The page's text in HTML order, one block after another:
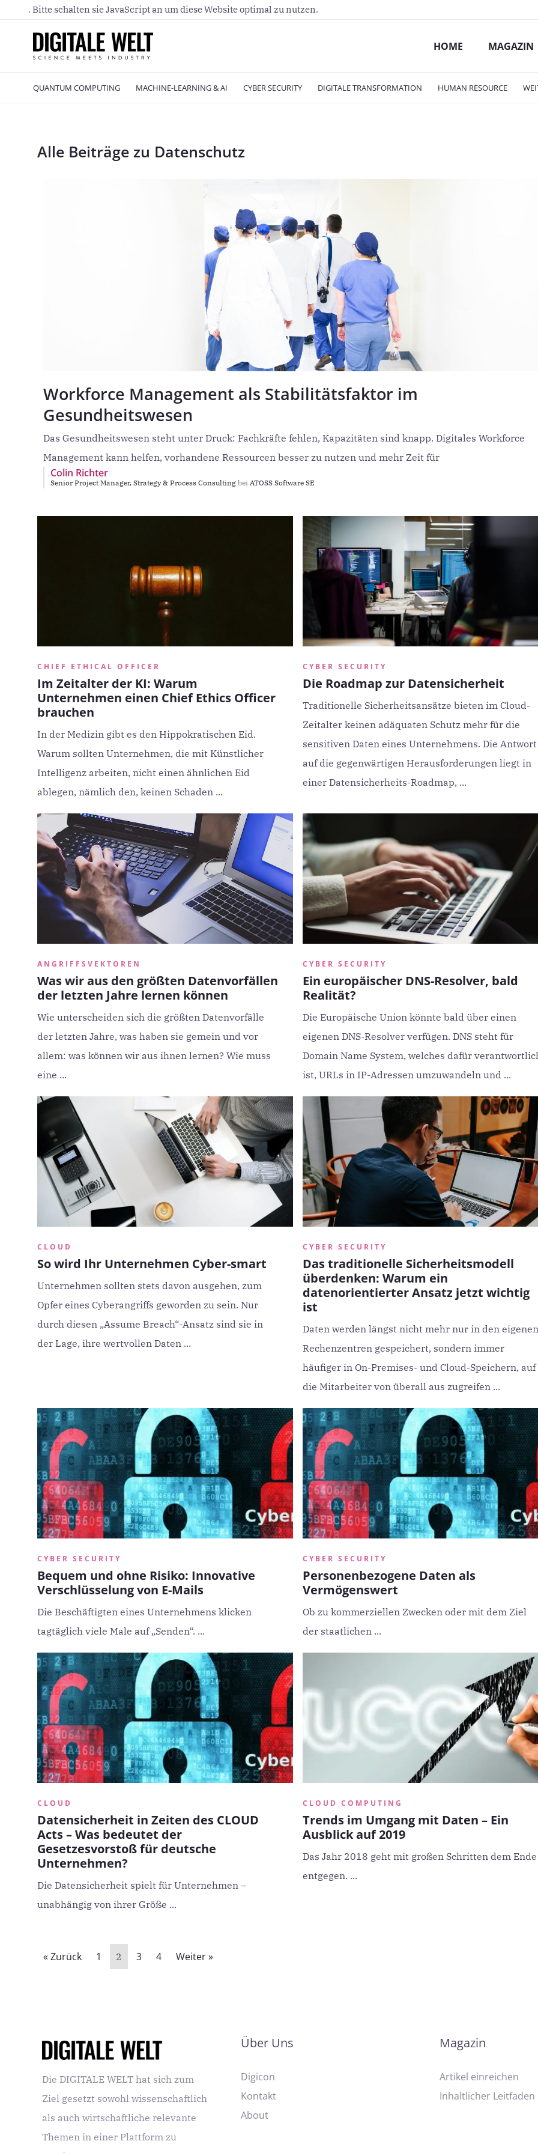
. Bitte schalten sie JavaScript an um diese Website optimal zu nutzen.
HOME MAGAZIN
QUANTUM COMPUTING MACHINE-LEARNING & AI CYBER SECURITY DIGITALE TRANSFORMATION HUMAN RESOURCE
Alle Beiträge zu Datenschutz
Workforce Management als Stabilitätsfaktor im
Gesundheitswesen
Das Gesundheitswesen steht unter Druck: Fachkräfte fehlen, Kapazitäten sind knapp. Digitales Workforce
Management kann helfen, vorhandene Ressourcen besser zu nutzen und mehr Zeit für
Colin Richter
Senior Project Manager, Strategy & Process Consulting bei ATOSS Software SE
CHIEF ETHICAL OFFICER
Im Zeitalter der KI: Warum
Unternehmen einen Chief Ethics Officer
brauchen
In der Medizin gibt es den Hippokratischen Eid.
Warum sollten Unternehmen, die mit Künstlicher
Intelligenz arbeiten, nicht einen ähnlichen Eid
ablegen, nämlich den, keinen Schaden ...
CYBER SECURITY
Die Roadmap zur Datensicherheit
Traditionelle Sicherheitsansätze bieten im Cloud-
Zeitalter keinen adäquaten Schutz mehr für die
sensitiven Daten eines Unternehmens. Die Antwort
auf die gegenwärtigen Herausforderungen liegt in
einer Datensicherheits-Roadmap, ...
ANGRIFFSVEKTOREN
Was wir aus den größten Datenvorfällen
der letzten Jahre lernen können
Wie unterscheiden sich die größten Datenvorfälle
der letzten Jahre, was haben sie gemein und vor
allem: was können wir aus ihnen lernen? Wie muss
eine ...
CYBER SECURITY
Ein europäischer DNS-Resolver, bald
Realität?
Die Europäische Union könnte bald über einen
eigenen DNS-Resolver verfügen. DNS steht für
Domain Name System, welches dafür
ist, URLs in IP-Adressen umzuwandeln und ...
CLOUD
So wird Ihr Unternehmen Cyber-smart
Unternehmen sollten stets davon ausgehen, zum
Opfer eines Cyberangriffs geworden zu sein. Nur
durch diesen „Assume Breach“-Ansatz sind sie in
der Lage, ihre wertvollen Daten ...
CYBER SECURITY
Das traditionelle Sicherheitsmodell
überdenken: Warum ein
datenorientierter Ansatz jetzt wichtig
ist
Daten werden längst nicht mehr nur in den eigenen
Rechenzentren gespeichert, sondern immer
häufiger in On-Premises- und Cloud-Speichern, auf
die Mitarbeiter von überall aus zugreifen ...
CYBER SECURITY
Bequem und ohne Risiko: Innovative
Verschlüsselung von E-Mails
Die Beschäftigten eines Unternehmens klicken
tagtäglich viele Male auf „Senden“. ...
CYBER SECURITY
Personenbezogene Daten als
Vermögenswert
Ob zu kommerziellen Zwecken oder mit dem Ziel
der staatlichen ...
CLOUD
Datensicherheit in Zeiten des CLOUD
Acts – Was bedeutet der
Gesetzesvorstoß für deutsche
Unternehmen?
Die Datensicherheit spielt für Unternehmen –
unabhängig von ihrer Größe ...
CLOUD COMPUTING
Trends im Umgang mit Daten – Ein
Ausblick auf 2019
Das Jahr 2018 geht mit großen Schritten dem Ende
entgegen. ...
« Zurück 1 2 3 4 Weiter »
Die DIGITALE WELT hat sich zum
Ziel gesetzt sowohl wissenschaftlich
als auch wirtschaftliche relevante
Themen in einer Plattform zu
Über Uns
Digicon
Kontakt
About
Magazin
Artikel einreichen
Inhaltlicher Leitfaden